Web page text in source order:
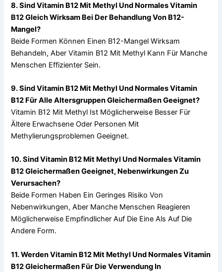
8. Sind Vitamin B12 Mit Methyl Und Normales Vitamin
B12 Gleich Wirksam Bei Der Behandlung Von B12-
Mangel?
Beide Formen Können Einen B12-Mangel Wirksam
Behandeln, Aber Vitamin B12 Mit Methyl Kann Für Manche
Menschen Effizienter Sein.
9. Sind Vitamin B12 Mit Methyl Und Normales Vitamin
B12 Für Alle Altersgruppen Gleichermaßen Geeignet?
Vitamin B12 Mit Methyl Ist Möglicherweise Besser Für
Ältere Erwachsene Oder Personen Mit
Methylierungsproblemen Geeignet.
10. Sind Vitamin B12 Mit Methyl Und Normales Vitamin
B12 Gleichermaßen Geeignet, Nebenwirkungen Zu
Verursachen?
Beide Formen Haben Ein Geringes Risiko Von
Nebenwirkungen, Aber Manche Menschen Reagieren
Möglicherweise Empfindlicher Auf Die Eine Als Auf Die
Andere Form.
11. Werden Vitamin B12 Mit Methyl Und Normales Vitamin
B12 Gleichermaßen Für Die Verwendung In